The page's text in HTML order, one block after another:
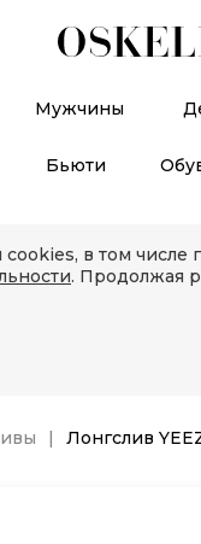
Мужчины
Бьюти
в том
. Продолжая
Лонгслив